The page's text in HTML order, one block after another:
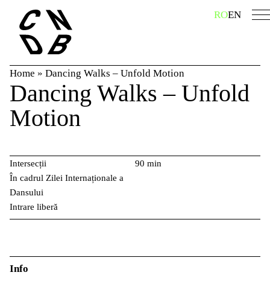
content
caută ROEN
Home » Dancing Walks – Unfold Motion
Dancing Walks – Unfold
Motion
Intersecții
În cadrul Zilei Internaționale a
Dansului
Intrare liberă
90 min
Info